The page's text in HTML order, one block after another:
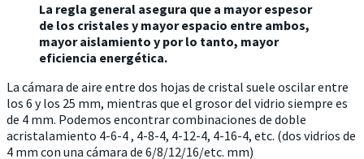
La regla general asegura que a mayor espesor
de los cristales y mayor espacio entre ambos,
mayor aislamiento y por lo tanto, mayor
eficiencia energética.
La cámara de aire entre dos hojas de cristal suele oscilar entre
los 6 y los 25 mm, mientras que el grosor del vidrio siempre es
de 4 mm. Podemos encontrar combinaciones de doble
acristalamiento 4-6-4 , 4-8-4, 4-12-4, 4-16-4, etc. (dos vidrios de
4 mm con una cámara de 6/8/12/16/etc. mm)